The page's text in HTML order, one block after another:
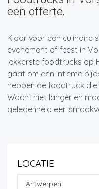
een offerte.
Klaar voor een culinaire
evenement of feest in
lekkerste foodtrucks op
gaat om een intieme
hebben de foodtruck
Wacht niet langer en
gelegenheid een
LOCATIE
Antwerpen